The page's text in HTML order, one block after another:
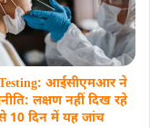
आईसीएमआर ने
लक्षण नहीं दिख रहे
10 दिन में यह जांच